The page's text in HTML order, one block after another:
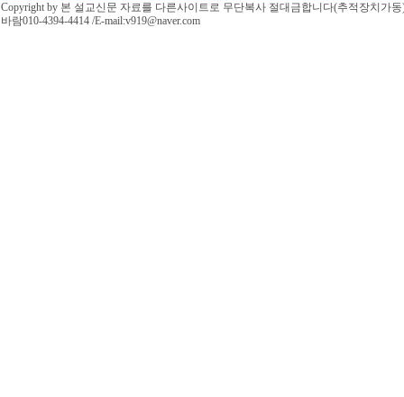
Copyright by 본 설교신문 자료를 다른사이트로 무단복사 절대금합니다(추적장치가
바람010-4394-4414 /E-mail:v919@naver.com